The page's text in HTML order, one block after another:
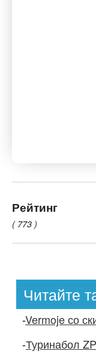
Рейтинг
( 773 )
Читайте
-Vermoje со
-Туринабол